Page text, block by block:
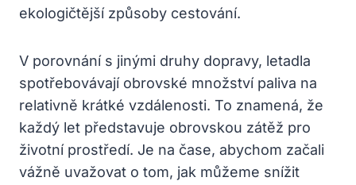
ekologičtější způsoby cestování.
V porovnání s jinými druhy dopravy, letadla
spotřebovávají obrovské množství paliva na
relativně krátké vzdálenosti. To znamená, že
každý let představuje obrovskou zátěž pro
životní prostředí. Je na čase, abychom začali
vážně uvažovat o tom, jak můžeme snížit